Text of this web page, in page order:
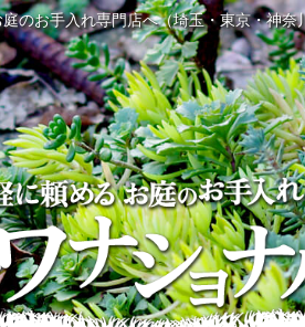
のお手入れ専門店へ（埼玉・東京・神奈